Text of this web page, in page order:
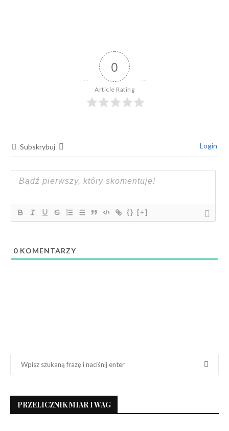
0
Article Rating
Subskrybuj Login
{} [+]
0 KOMENTARZY
PRZELICZNIK MIAR I WAG